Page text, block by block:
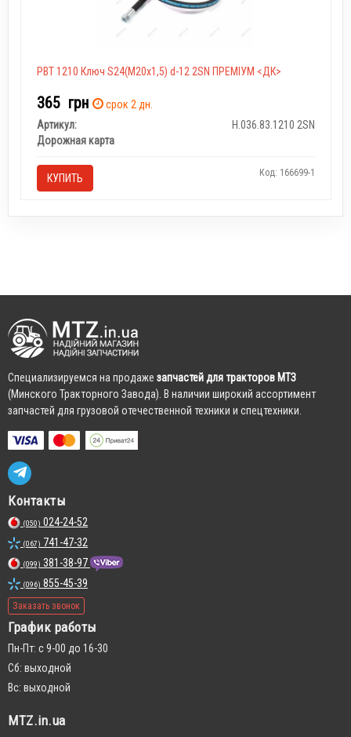
РВТ 1210 Ключ S24(M20x1,5) d-12 2SN ПРЕМІУМ <ДК>
365 грн
срок 2 дн.
Артикул:
Н.036.83.1210 2SN
Дорожная карта
КУПИТЬ Код: 166699-1
Cпециализируемся на продаже запчастей для тракторов МТЗ
(Минского Тракторного Завода). В наличии широкий ассортимент
запчастей для грузовой отечественной техники и спецтехники.
Контакты
(050) 024-24-52
(067) 741-47-32
(099) 381-38-97
(096) 855-45-39
Заказать звонок
График работы
Пн-Пт: с 9-00 до 16-30
Сб: выходной
Вс: выходной
MTZ.in.ua